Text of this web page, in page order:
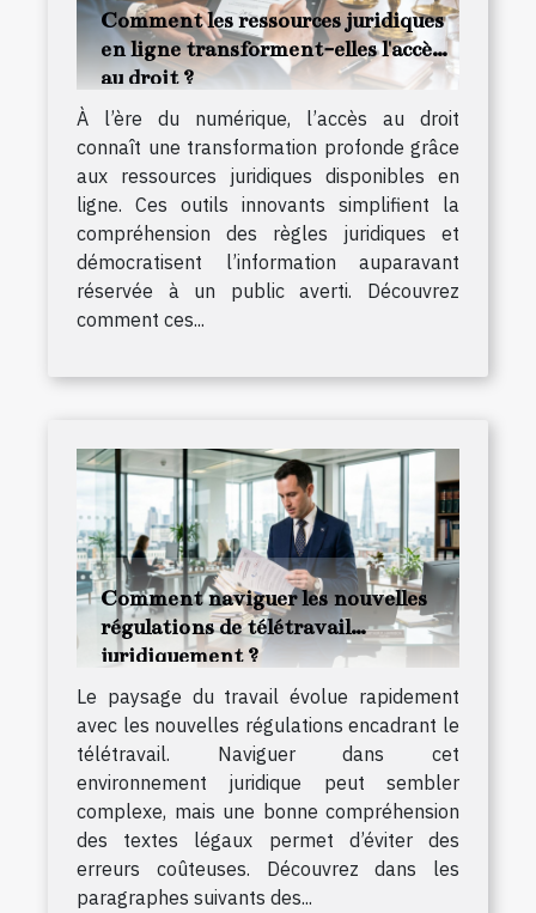
Comment les ressources juridiques
en ligne transforment-elles l'accès
au droit ?
À l’ère du numérique, l’accès au droit
connaît une transformation profonde grâce
aux ressources juridiques disponibles en
ligne. Ces outils innovants simplifient la
compréhension des règles juridiques et
démocratisent l’information auparavant
réservée à un public averti. Découvrez
comment ces...
Comment naviguer les nouvelles
régulations de télétravail
juridiquement ?
Le paysage du travail évolue rapidement
avec les nouvelles régulations encadrant le
télétravail. Naviguer dans cet
environnement juridique peut sembler
complexe, mais une bonne compréhension
des textes légaux permet d’éviter des
erreurs coûteuses. Découvrez dans les
paragraphes suivants des...